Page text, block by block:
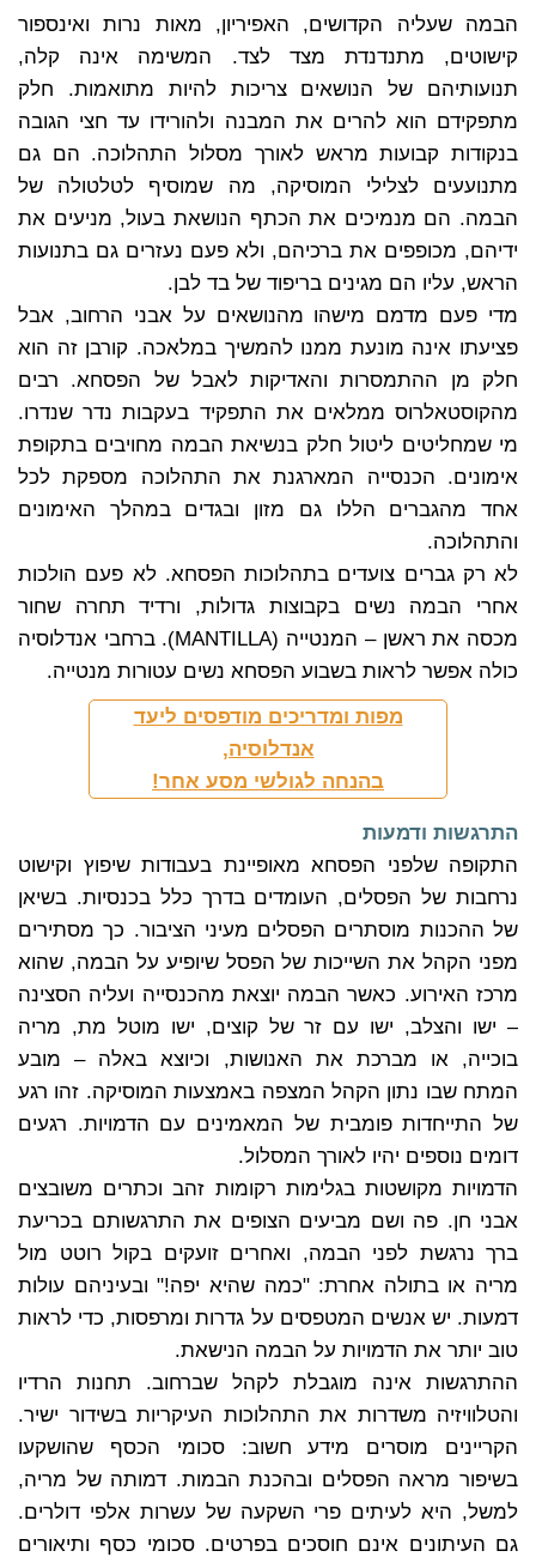
הבמה שעליה הקדושים, האפיריון, מאות נרות ואינספור
קישוטים, מתנדנדת מצד לצד. המשימה אינה קלה,
תנועותיהם של הנושאים צריכות להיות מתואמות. חלק
מתפקידם הוא להרים את המבנה ולהורידו עד חצי הגובה
בנקודות קבועות מראש לאורך מסלול התהלוכה. הם גם
מתנועעים לצלילי המוסיקה, מה שמוסיף לטלטולה של
הבמה. הם מנמיכים את הכתף הנושאת בעול, מניעים את
ידיהם, מכופפים את ברכיהם, ולא פעם נעזרים גם בתנועות
הראש, עליו הם מגינים בריפוד של בד לבן.
מדי פעם מדמם מישהו מהנושאים על אבני הרחוב, אבל
פציעתו אינה מונעת ממנו להמשיך במלאכה. קורבן זה הוא
חלק מן ההתמסרות והאדיקות לאבל של הפסחא. רבים
מהקוסטאלרוס ממלאים את התפקיד בעקבות נדר שנדרו.
מי שמחליטים ליטול חלק בנשיאת הבמה מחויבים בתקופת
אימונים. הכנסייה המארגנת את התהלוכה מספקת לכל
אחד מהגברים הללו גם מזון ובגדים במהלך האימונים
והתהלוכה.
לא רק גברים צועדים בתהלוכות הפסחא. לא פעם הולכות
אחרי הבמה נשים בקבוצות גדולות, ורדיד תחרה שחור
מכסה את ראשן – המנטייה (MANTILLA). ברחבי אנדלוסיה
כולה אפשר לראות בשבוע הפסחא נשים עטורות מנטייה.
מפות ומדריכים מודפסים ליעד
אנדלוסיה,
בהנחה לגולשי מסע אחר!
התרגשות ודמעות
התקופה שלפני הפסחא מאופיינת בעבודות שיפוץ וקישוט
נרחבות של הפסלים, העומדים בדרך כלל בכנסיות. בשיאן
של ההכנות מוסתרים הפסלים מעיני הציבור. כך מסתירים
מפני הקהל את השייכות של הפסל שיופיע על הבמה, שהוא
מרכז האירוע. כאשר הבמה יוצאת מהכנסייה ועליה הסצינה
– ישו והצלב, ישו עם זר של קוצים, ישו מוטל מת, מריה
בוכייה, או מברכת את האנושות, וכיוצא באלה – מובע
המתח שבו נתון הקהל המצפה באמצעות המוסיקה. זהו רגע
של התייחדות פומבית של המאמינים עם הדמויות. רגעים
דומים נוספים יהיו לאורך המסלול.
הדמויות מקושטות בגלימות רקומות זהב וכתרים משובצים
אבני חן. פה ושם מביעים הצופים את התרגשותם בכריעת
ברך נרגשת לפני הבמה, ואחרים זועקים בקול רוטט מול
מריה או בתולה אחרת: "כמה שהיא יפה!" ובעיניהם עולות
דמעות. יש אנשים המטפסים על גדרות ומרפסות, כדי לראות
טוב יותר את הדמויות על הבמה הנישאת.
ההתרגשות אינה מוגבלת לקהל שברחוב. תחנות הרדיו
והטלוויזיה משדרות את התהלוכות העיקריות בשידור ישיר.
הקריינים מוסרים מידע חשוב: סכומי הכסף שהושקעו
בשיפור מראה הפסלים ובהכנת הבמות. דמותה של מריה,
למשל, היא לעיתים פרי השקעה של עשרות אלפי דולרים.
גם העיתונים אינם חוסכים בפרטים. סכומי כסף ותיאורים